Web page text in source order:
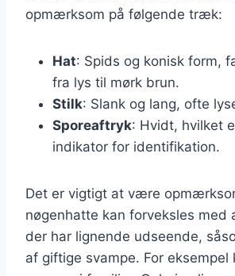
opmærksom på følgende træk:
Hat: Spids og konisk form,
fra lys til mørk brun.
Stilk: Slank og lang, ofte
Sporeaftryk: Hvidt, hvilket
indikator for identifikation.
Det er vigtigt at være
nøgenhatte kan forveksles med
der har lignende udseende,
af giftige svampe. For eksempel